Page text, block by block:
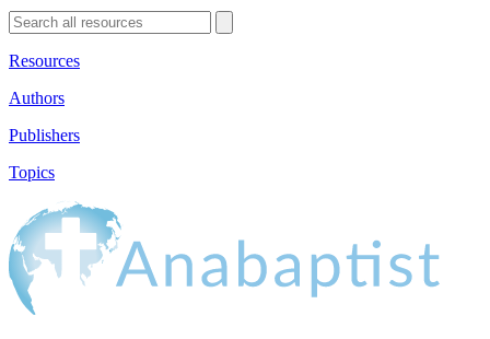
Resources
Authors
Publishers
Topics